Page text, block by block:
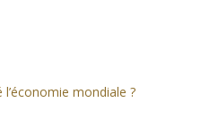
mondiale ?